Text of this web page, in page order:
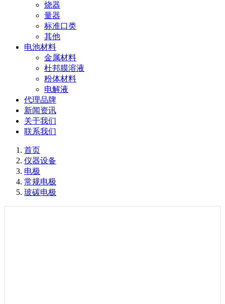
烧器
量器
标准口类
其他
电池材料
金属材料
杜邦膜溶液
粉体材料
电解液
代理品牌
新闻资讯
关于我们
联系我们
首页
仪器设备
电极
常规电极
玻碳电极